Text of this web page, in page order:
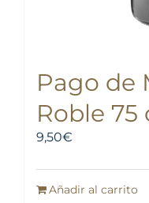
Pago de
Roble 75
9,50€
Añadir al carrito